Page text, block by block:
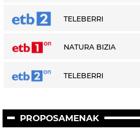
TELEBERRI
NATURA BIZIA
TELEBERRI
PROPOSAMENAK